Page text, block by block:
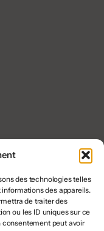
des technologies telles
des appareils.
de traiter des
ou les ID uniques sur ce
consentement peut avoir